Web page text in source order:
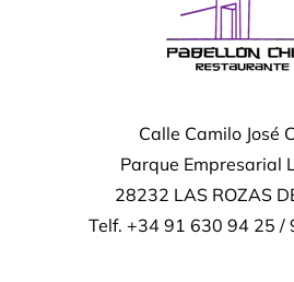
Calle Camilo José
Parque Empresarial
28232 LAS ROZAS
Telf. +34 91 630 94 25 /